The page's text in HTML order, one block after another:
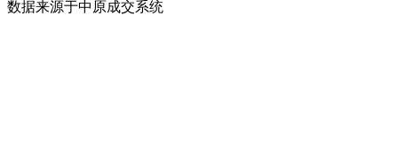
数据来源于中原成交系统